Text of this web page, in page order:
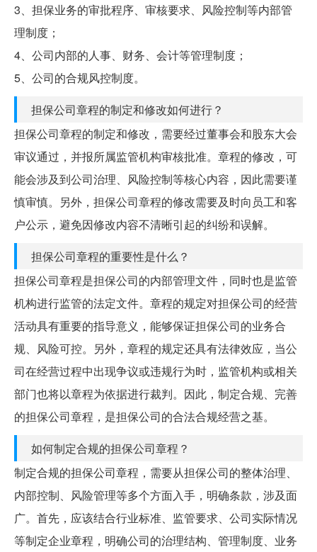
3、担保业务的审批程序、审核要求、风险控制等内部管
理制度；
4、公司内部的人事、财务、会计等管理制度；
5、公司的合规风控制度。
担保公司章程的制定和修改如何进行？
担保公司章程的制定和修改，需要经过董事会和股东大会
审议通过，并报所属监管机构审核批准。章程的修改，可
能会涉及到公司治理、风险控制等核心内容，因此需要谨
慎审慎。另外，担保公司章程的修改需要及时向员工和客
户公示，避免因修改内容不清晰引起的纠纷和误解。
担保公司章程的重要性是什么？
担保公司章程是担保公司的内部管理文件，同时也是监管
机构进行监管的法定文件。章程的规定对担保公司的经营
活动具有重要的指导意义，能够保证担保公司的业务合
规、风险可控。另外，章程的规定还具有法律效应，当公
司在经营过程中出现争议或违规行为时，监管机构或相关
部门也将以章程为依据进行裁判。因此，制定合规、完善
的担保公司章程，是担保公司的合法合规经营之基。
如何制定合规的担保公司章程？
制定合规的担保公司章程，需要从担保公司的整体治理、
内部控制、风险管理等多个方面入手，明确条款，涉及面
广。首先，应该结合行业标准、监管要求、公司实际情况
等制定企业章程，明确公司的治理结构、管理制度、业务